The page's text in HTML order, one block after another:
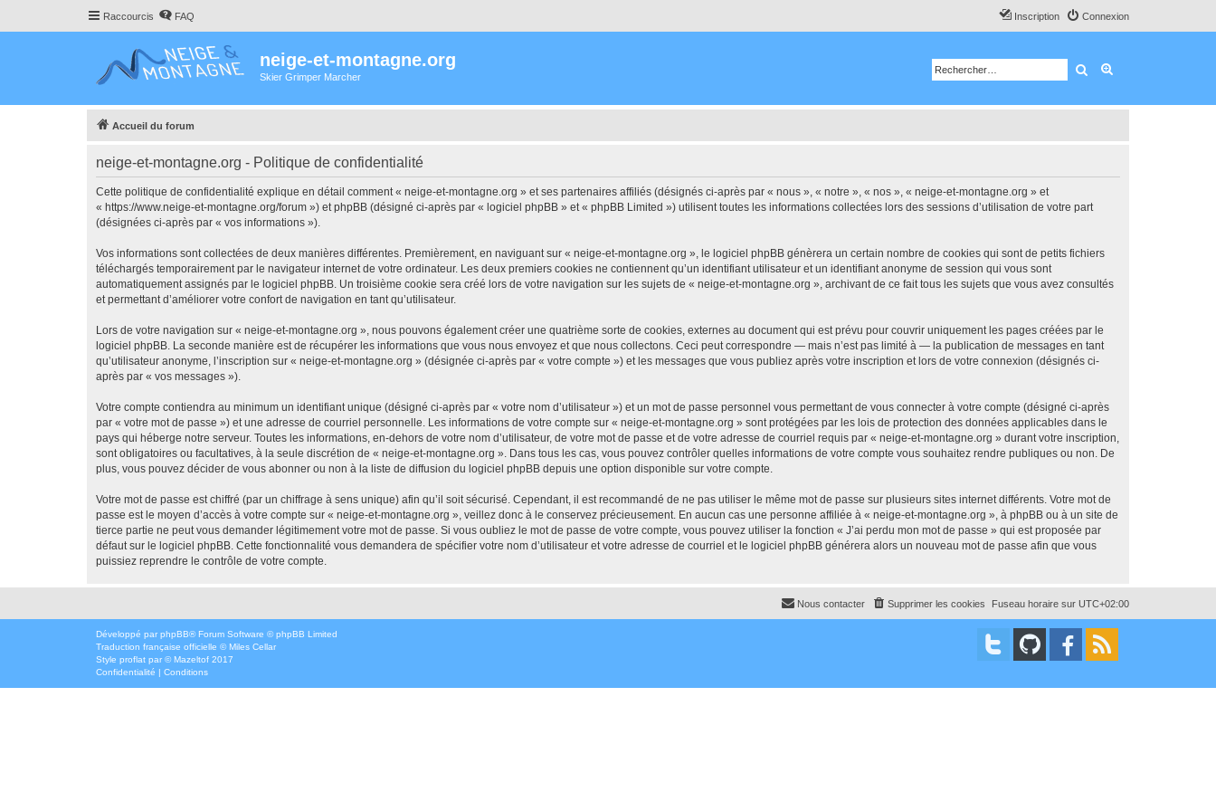
Raccourcis FAQ Connexion
Inscription
neige-et-montagne.org
Skier Grimper Marcher Rechercher
Accueil du forum
neige-et-montagne.org - Politique de confidentialité
Cette politique de confidentialité explique en détail comment « neige-et-montagne.org » et ses partenaires affiliés (désignés ci-après par « nous », « notre », « nos », « neige-et-montagne.org » et
« https://www.neige-et-montagne.org/forum ») et phpBB (désigné ci-après par « logiciel phpBB » et « phpBB Limited ») utilisent toutes les informations collectées lors des sessions d’utilisation de votre part
(désignées ci-après par « vos informations »).
Vos informations sont collectées de deux manières différentes. Premièrement, en naviguant sur « neige-et-montagne.org », le logiciel phpBB génèrera un certain nombre de cookies qui sont de petits fichiers
téléchargés temporairement par le navigateur internet de votre ordinateur. Les deux premiers cookies ne contiennent qu’un identifiant utilisateur et un identifiant anonyme de session qui vous sont
automatiquement assignés par le logiciel phpBB. Un troisième cookie sera créé lors de votre navigation sur les sujets de « neige-et-montagne.org », archivant de ce fait tous les sujets que vous avez consultés
et permettant d’améliorer votre confort de navigation en tant qu’utilisateur.
Lors de votre navigation sur « neige-et-montagne.org », nous pouvons également créer une quatrième sorte de cookies, externes au document qui est prévu pour couvrir uniquement les pages créées par le
logiciel phpBB. La seconde manière est de récupérer les informations que vous nous envoyez et que nous collectons. Ceci peut correspondre — mais n’est pas limité à — la publication de messages en tant
qu’utilisateur anonyme, l’inscription sur « neige-et-montagne.org » (désignée ci-après par « votre compte ») et les messages que vous publiez après votre inscription et lors de votre connexion (désignés ci-
après par « vos messages »).
Votre compte contiendra au minimum un identifiant unique (désigné ci-après par « votre nom d’utilisateur ») et un mot de passe personnel vous permettant de vous connecter à votre compte (désigné ci-après
par « votre mot de passe ») et une adresse de courriel personnelle. Les informations de votre compte sur « neige-et-montagne.org » sont protégées par les lois de protection des données applicables dans le
pays qui héberge notre serveur. Toutes les informations, en-dehors de votre nom d’utilisateur, de votre mot de passe et de votre adresse de courriel requis par « neige-et-montagne.org » durant votre inscription,
sont obligatoires ou facultatives, à la seule discrétion de « neige-et-montagne.org ». Dans tous les cas, vous pouvez contrôler quelles informations de votre compte vous souhaitez rendre publiques ou non. De
plus, vous pouvez décider de vous abonner ou non à la liste de diffusion du logiciel phpBB depuis une option disponible sur votre compte.
Votre mot de passe est chiffré (par un chiffrage à sens unique) afin qu’il soit sécurisé. Cependant, il est recommandé de ne pas utiliser le même mot de passe sur plusieurs sites internet différents. Votre mot de
passe est le moyen d’accès à votre compte sur « neige-et-montagne.org », veillez donc à le conservez précieusement. En aucun cas une personne affiliée à « neige-et-montagne.org », à phpBB ou à un site de
tierce partie ne peut vous demander légitimement votre mot de passe. Si vous oubliez le mot de passe de votre compte, vous pouvez utiliser la fonction « J’ai perdu mon mot de passe » qui est proposée par
défaut sur le logiciel phpBB. Cette fonctionnalité vous demandera de spécifier votre nom d’utilisateur et votre adresse de courriel et le logiciel phpBB générera alors un nouveau mot de passe afin que vous
puissiez reprendre le contrôle de votre compte.
Fuseau horaire sur UTC+02:00
Supprimer les cookies
Nous contacter
Développé par phpBB® Forum Software © phpBB Limited
Traduction française officielle ©Miles Cellar
Style proflat par ©Mazeltof 2017
Confidentialité | Conditions